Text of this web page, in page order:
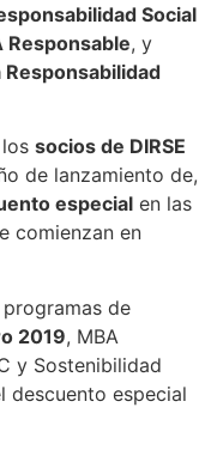
Social
Responsable, y
socios de DIRSE
de lanzamiento de,
especial en las
comienzan en
de
2019, MBA
y Sostenibilidad
descuento especial